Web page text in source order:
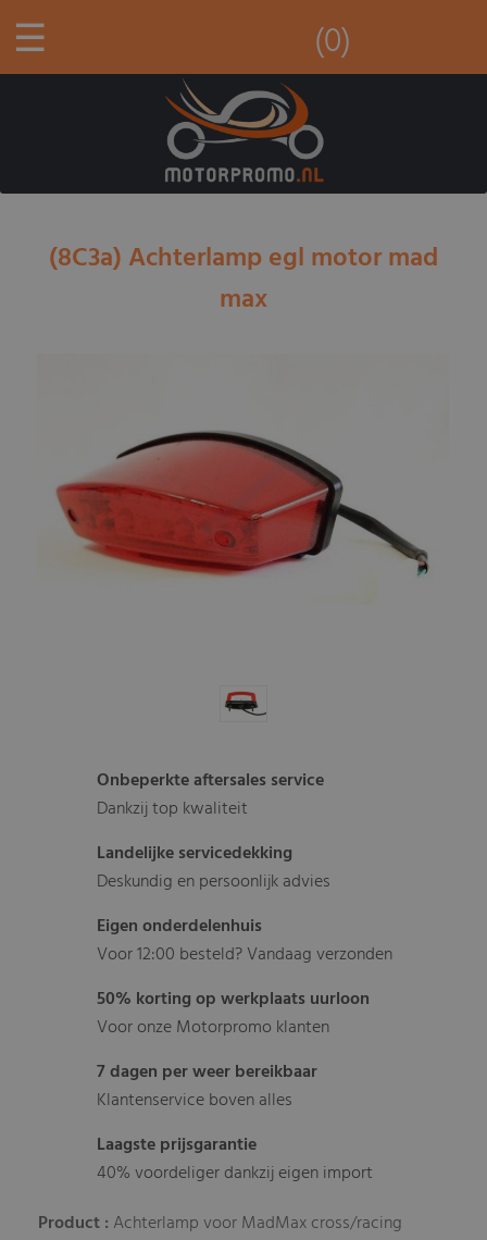
☰ (0)
(8C3a) Achterlamp egl motor mad
max
Onbeperkte aftersales service
Dankzij top kwaliteit
Landelijke servicedekking
Deskundig en persoonlijk advies
Eigen onderdelenhuis
Voor 12:00 besteld? Vandaag verzonden
50% korting op werkplaats uurloon
Voor onze Motorpromo klanten
7 dagen per weer bereikbaar
Klantenservice boven alles
Laagste prijsgarantie
40% voordeliger dankzij eigen import
Product : Achterlamp voor MadMax cross/racing